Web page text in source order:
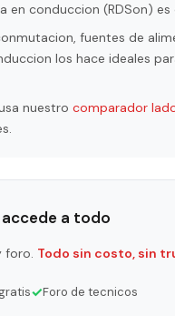
conduccion (RDSon) es
fuentes de
los hace ideales
nuestro comparador
a todo
foro. Todo sin costo, sin
✓Foro de tecnicos